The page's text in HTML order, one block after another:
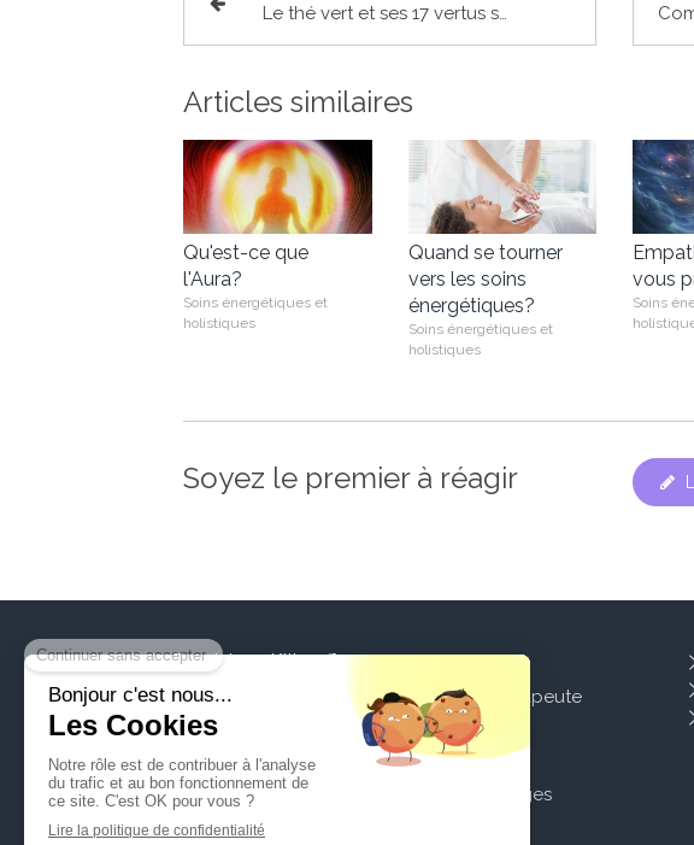
Le thé vert et ses 17 vertus santé
Articles similaires
Qu'est-ce que
l'Aura?
Soins énergétiques et
holistiques
Quand se tourner
vers les soins
énergétiques?
Soins énergétiques et
holistiques
vous
Soins
Soyez le premier à réagir
Marie-Dominique Ktitareff
Energéticienne
520 Route des Aspres
06370 Mouans-Sartoux
France
Afficher le téléphone
Votre thérapeute
La séance
Tarifs
Témoignages